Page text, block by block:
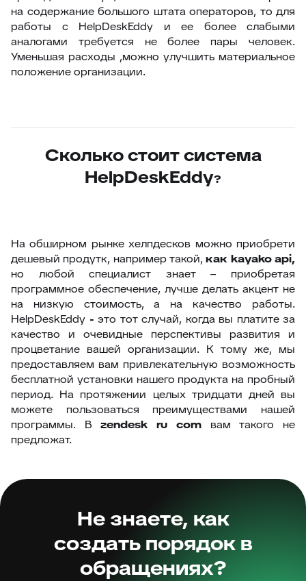
на содержание большого штата операторов, то для
работы с HelpDeskEddy и ее более слабыми
аналогами требуется не более пары человек.
Уменьшая расходы ,можно улучшить материальное
положение организации.
Сколько стоит система
HelpDeskEddy?
На обширном рынке хелпдесков можно приобрети
дешевый продутк, например такой,как kayako api,
но любой специалист знает – приобретая
программное обеспечение, лучше делать акцент не
на низкую стоимость, а на качество работы.
HelpDeskEddy - это тот случай, когда вы платите за
качество и очевидные перспективы развития и
процветание вашей организации. К тому же, мы
предоставляем вам привлекательную возможность
бесплатной установки нашего продукта на пробный
период. На протяжении целых тридцати дней вы
можете пользоваться преимуществами нашей
программы. Вzendesk ru comвам такого не
предложат.
Не знаете, как
создать порядок в
обращениях?